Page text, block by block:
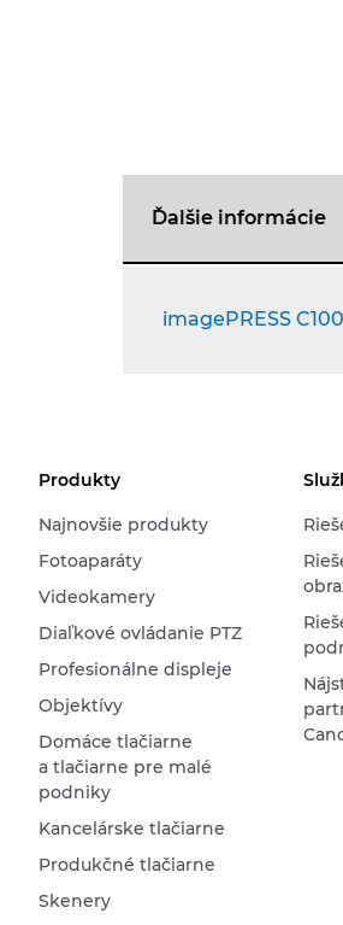
Ďalšie informácie
imagePRESS
Produkty
Najnovšie produkty
Fotoaparáty
Videokamery
Diaľkové ovládanie PTZ
Profesionálne displeje
Objektívy
Domáce tlačiarne
a tlačiarne pre malé
podniky
Kancelárske tlačiarne
Produkčné tlačiarne
Skenery